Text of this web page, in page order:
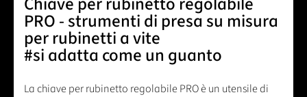
PRO - strumenti di presa su misura
per rubinetti a vite
#si adatta come un guanto
La chiave per rubinetto regolabile PRO è un utensile di